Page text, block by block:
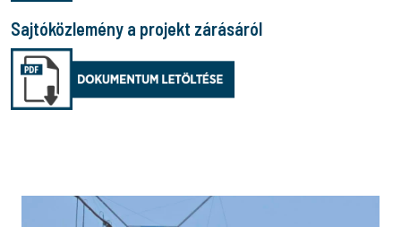
Sajtóközlemény a projekt zárásáról